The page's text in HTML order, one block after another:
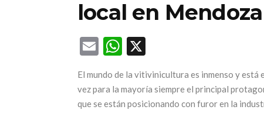
local en Mendoza
EmailWhatsApp
El mundo de la vitivinicultura es inmenso y
vez para la mayoría siempre el principal
que se están posicionando con furor en la